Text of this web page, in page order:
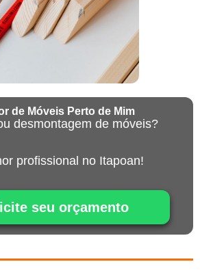
de Móveis Perto de Mim
desmontagem de móveis?
profissional no Itapoan!
seu orçamento